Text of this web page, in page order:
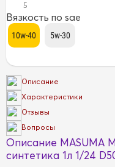
5
Вязкость по sae
Описание
Характеристики
Отзывы
Вопросы
Описание MASUMA
синтетика 1л 1/24